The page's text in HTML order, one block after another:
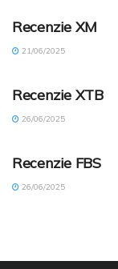
Recenzie XM
21/06/2025
Recenzie XTB
26/06/2025
Recenzie FBS
26/06/2025